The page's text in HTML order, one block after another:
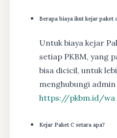
Berapa biaya ikut kejar paket
Untuk biaya kejar
setiap PKBM, yang
bisa dicicil, untuk
menghubungi
https://pkbm.id/wa
Kejar Paket C setara apa?